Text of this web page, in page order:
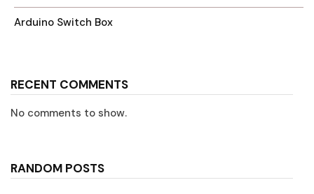
Arduino Switch Box
RECENT COMMENTS
No comments to show.
RANDOM POSTS